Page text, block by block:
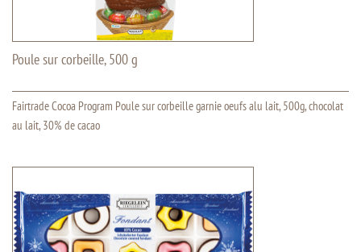
Poule sur corbeille, 500 g
Fairtrade Cocoa Program Poule sur corbeille garnie oeufs alu lait, 500g, chocolat
au lait, 30% de cacao